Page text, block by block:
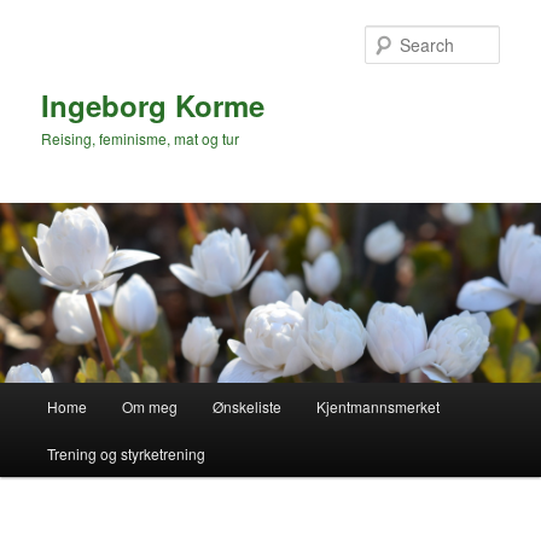
Ingeborg Korme
Reising, feminisme, mat og tur
Home Om meg Ønskeliste Kjentmannsmerket
Trening og styrketrening